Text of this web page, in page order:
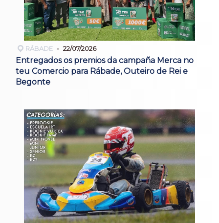
RÁBADE 22/07/2026
Entregados os premios da campaña Merca no
teu Comercio para Rábade, Outeiro de Rei e
Begonte